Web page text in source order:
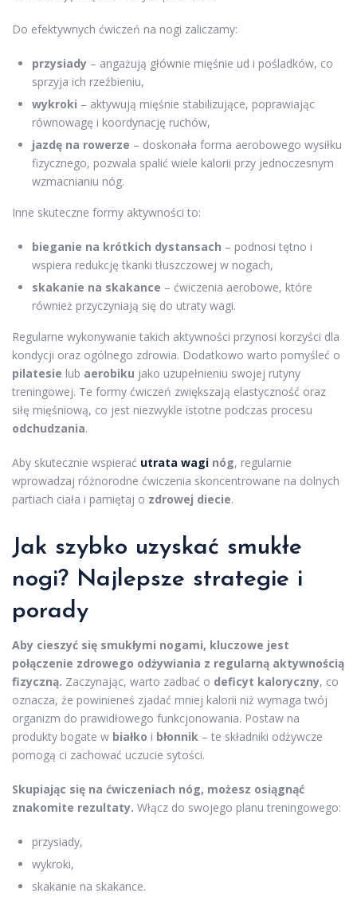
Do efektywnych ćwiczeń na nogi zaliczamy:
przysiady – angażują głównie mięśnie ud i pośladków, co
sprzyja ich rzeźbieniu,
wykroki – aktywują mięśnie stabilizujące, poprawiając
równowagę i koordynację ruchów,
jazdę na rowerze – doskonała forma aerobowego wysiłku
fizycznego, pozwala spalić wiele kalorii przy jednoczesnym
wzmacnianiu nóg.
Inne skuteczne formy aktywności to:
bieganie na krótkich dystansach – podnosi tętno i
wspiera redukcję tkanki tłuszczowej w nogach,
skakanie na skakance – ćwiczenia aerobowe, które
również przyczyniają się do utraty wagi.
Regularne wykonywanie takich aktywności przynosi korzyści dla
kondycji oraz ogólnego zdrowia. Dodatkowo warto pomyśleć o
pilatesie lub aerobiku jako uzupełnieniu swojej rutyny
treningowej. Te formy ćwiczeń zwiększają elastyczność oraz
siłę mięśniową, co jest niezwykle istotne podczas procesu
odchudzania.
Aby skutecznie wspierać utrata wagi nóg, regularnie
wprowadzaj różnorodne ćwiczenia skoncentrowane na dolnych
partiach ciała i pamiętaj o zdrowej diecie.
Jak szybko uzyskać smukłe
nogi? Najlepsze strategie i
porady
Aby cieszyć się smukłymi nogami, kluczowe jest
połączenie zdrowego odżywiania z regularną aktywnością
fizyczną. Zaczynając, warto zadbać o deficyt kaloryczny, co
oznacza, że powinieneś zjadać mniej kalorii niż wymaga twój
organizm do prawidłowego funkcjonowania. Postaw na
produkty bogate w białko i błonnik – te składniki odżywcze
pomogą ci zachować uczucie sytości.
Skupiając się na ćwiczeniach nóg, możesz osiągnąć
znakomite rezultaty. Włącz do swojego planu treningowego:
przysiady,
wykroki,
skakanie na skakance.